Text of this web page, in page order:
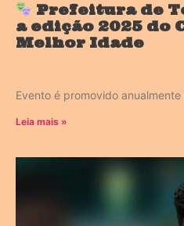
Prefeitura de
a edição 2025 do
Melhor Idade
Evento é promovido anualmente
Leia mais »